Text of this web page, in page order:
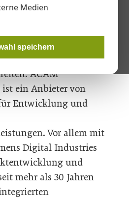
Medien
speichern
die zukünftigen
die Anforderungen der
ACAM
ein Anbieter von
Entwicklung und
Vor allem mit
Digital Industries
und
mehr als 30 Jahren